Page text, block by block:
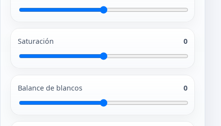
Saturación 0
Balance de blancos 0